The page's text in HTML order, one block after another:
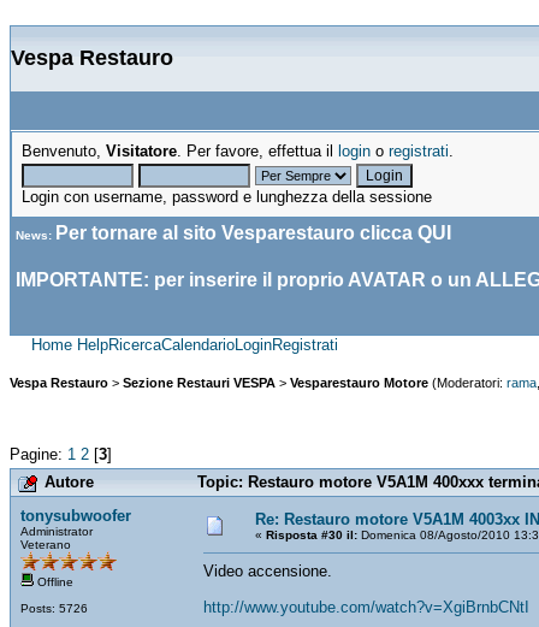
Vespa Restauro
Benvenuto, Visitatore. Per favore, effettua il login o registrati.
Login con username, password e lunghezza della sessione
News: Per tornare al sito Vesparestauro clicca QUI
IMPORTANTE: per inserire il proprio AVATAR o un
Home HelpRicercaCalendarioLoginRegistrati
Vespa Restauro > Sezione Restauri VESPA > Vesparestauro Motore (Moderatori: rama
Pagine: 1 2 [3]
Autore
Topic: Restauro motore V5A1M 400xxx
tonysubwoofer
Administrator
Veterano
Offline
Posts: 5726
Re: Restauro motore V5A1M 4003xx
« Risposta #30 il: Domenica 08/Agosto/2010
Video accensione.
http://www.youtube.com/watch?v=XgiBrnbCNtI